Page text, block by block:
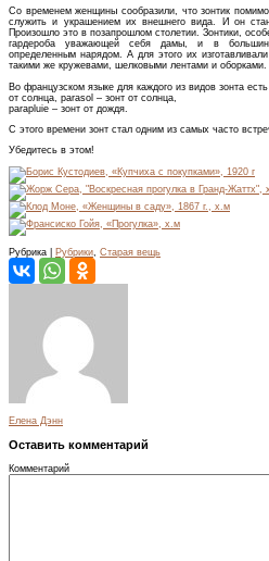
Со временем женщины сообразили, что зонтик
служить и украшением их внешнего вида. И он
Произошло это в позапрошлом столетии. Зонтики,
гардероба уважающей себя дамы, и в
определенным нарядом. А для этого их
такими же кружевами, шелковыми лентами и оборками.
Во французском языке для каждого из видов зонта
от солнца, parasol – зонт от солнца,
parapluie – зонт от дождя.
С этого времени зонт стал одним из самых часто
Убедитесь в этом!
Рубрика | Рубрики Старая вещь
Елена Дэнн
Оставить комментарий
Комментарий